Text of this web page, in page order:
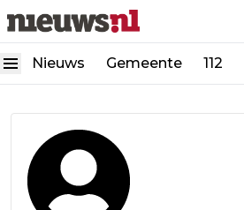
Nieuws Gemeente 112